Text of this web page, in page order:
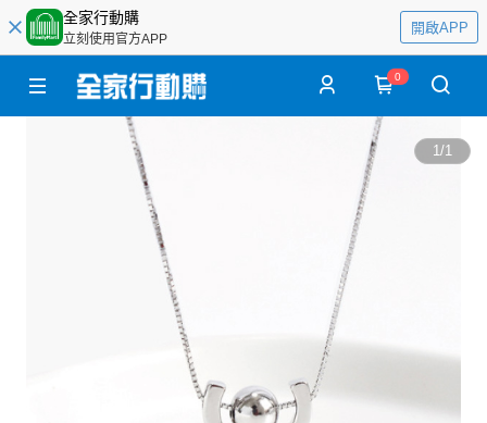
全家行動購
立刻使用官方APP
開啟APP
0
1/1